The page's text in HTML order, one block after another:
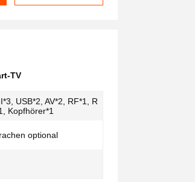
TV
USB*2, AV*2, RF*1, R
Kopfhörer*1
optional